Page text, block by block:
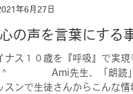
年6月27日
心の声を言葉にす
ナス１０歳を『呼吸』で実
Ami先生、「朗読」
スンで生徒さんからこ